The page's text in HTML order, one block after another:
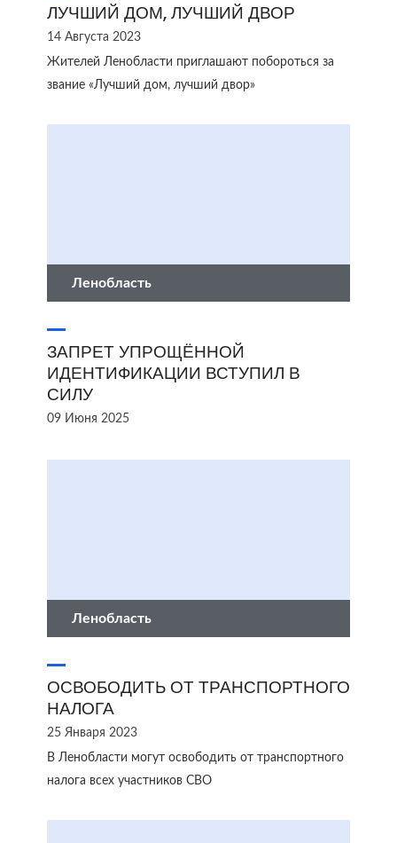
ЛУЧШИЙ ДОМ, ЛУЧШИЙ ДВОР
14 Августа 2023
Жителей Ленобласти приглашают побороться за
звание «Лучший дом, лучший двор»
Ленобласть
ЗАПРЕТ УПРОЩЁННОЙ
ИДЕНТИФИКАЦИИ ВСТУПИЛ В
СИЛУ
09 Июня 2025
Ленобласть
ОСВОБОДИТЬ ОТ ТРАНСПОРТНОГО
НАЛОГА
25 Января 2023
В Ленобласти могут освободить от транспортного
налога всех участников СВО